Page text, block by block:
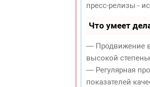
пресс-релизы -
Что умеет
— Продвижение в
высокой
— Регулярная
показателей